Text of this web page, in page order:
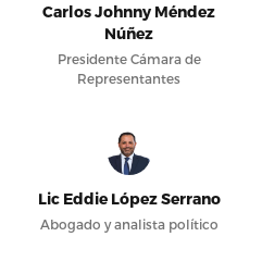
Carlos Johnny Méndez
Núñez
Presidente Cámara de
Representantes
Lic Eddie López Serrano
Abogado y analista político